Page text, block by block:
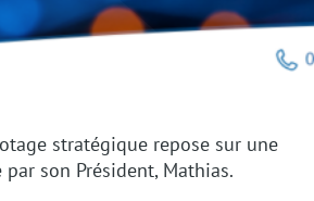
stratégique repose sur une
son Président, Mathias.